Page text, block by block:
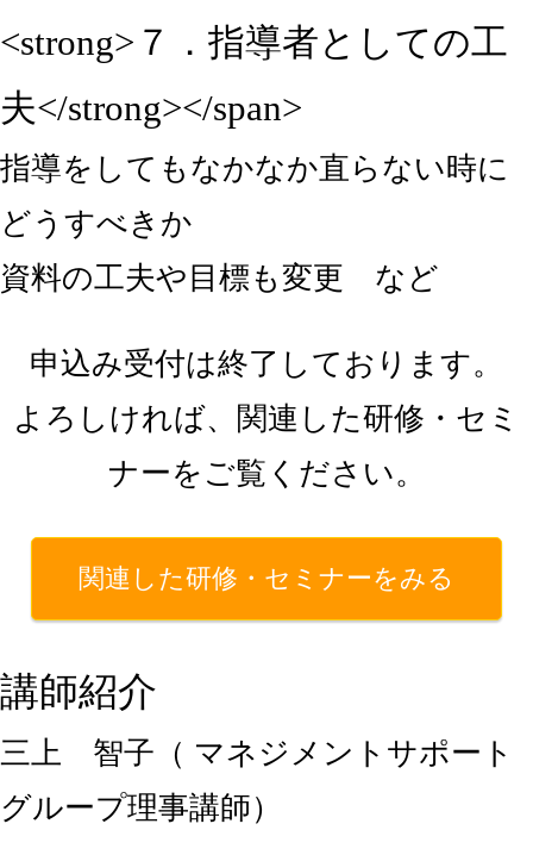
<strong>７．指導者としての工
夫</strong></span>
指導をしてもなかなか直らない時に
どうすべきか
資料の工夫や目標も変更 など
申込み受付は終了しております。
よろしければ、関連した研修・セミ
ナーをご覧ください。
関連した研修・セミナーをみる
講師紹介
三上 智子（ マネジメントサポート
グループ理事講師）